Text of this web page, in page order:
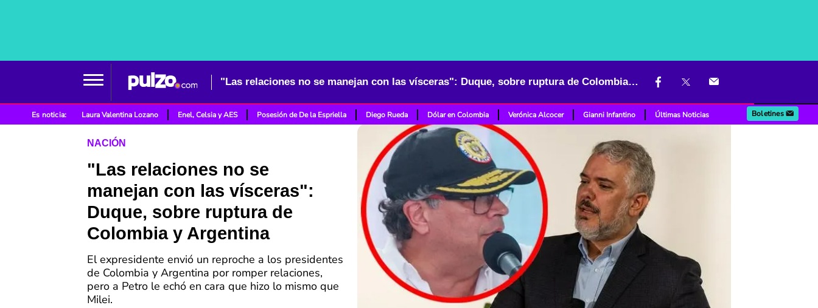
"Las relaciones no se manejan con las vísceras": Duque, sobre ruptura de Colombia y Argentina
Es noticia: Laura Valentina Lozano Enel, Celsia y AES Posesión de De la Espriella Diego Rueda Dólar en Colombia Verónica Alcocer Gianni Infantino Últimas Noticias Boletines
NACIÓN
"Las relaciones no se
manejan con las vísceras":
Duque, sobre ruptura de
Colombia y Argentina
El expresidente envió un reproche a los presidentes
de Colombia y Argentina por romper relaciones,
pero a Petro le echó en cara que hizo lo mismo que
Milei.